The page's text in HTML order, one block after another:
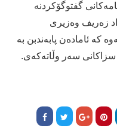
گفتوگۆکردنه‌
زه‌ریف وه‌زیرى
که‌ ئاماده‌ن پابه‌ندبن به‌
سه‌ر وڵاته‌که‌ى.